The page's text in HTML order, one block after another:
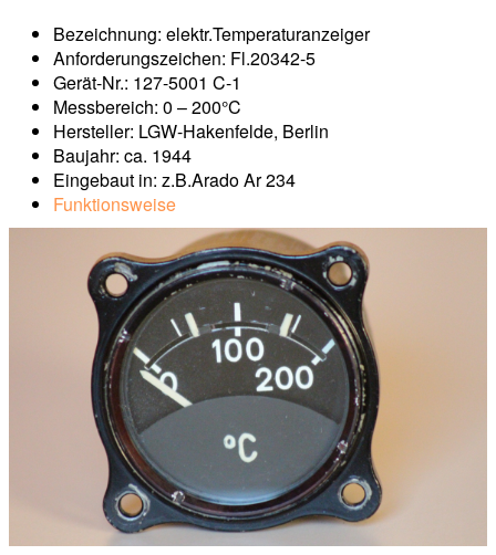
Bezeichnung: elektr.Temperaturanzeiger
Anforderungszeichen: Fl.20342-5
Gerät-Nr.: 127-5001 C-1
Messbereich: 0 – 200°C
Hersteller: LGW-Hakenfelde, Berlin
Baujahr: ca. 1944
Eingebaut in: z.B.Arado Ar 234
Funktionsweise